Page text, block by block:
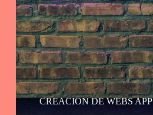
CREACION DE WEBS APP